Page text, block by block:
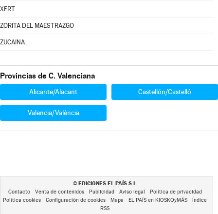
XERT
ZORITA DEL MAESTRAZGO
ZUCAINA
Provincias de C. Valenciana
Alicante/Alacant Castellón/Castelló
Valencia/València
© EDICIONES EL PAÍS S.L.
Contacto Venta de contenidos Publicidad Aviso legal
Política de privacidad
Política cookies
Configuración de cookies Mapa EL PAÍS en KIOSKOyMÁS
Índice
RSS